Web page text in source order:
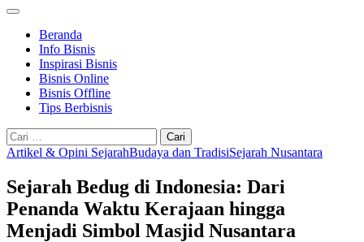
Beranda
Info Bisnis
Inspirasi Bisnis
Bisnis Online
Bisnis Offline
Tips Berbisnis
Cari
untuk:
Artikel & Opini SejarahBudaya dan TradisiSejarah Nusantara
Sejarah Bedug di Indonesia: Dari
Penanda Waktu Kerajaan hingga
Menjadi Simbol Masjid Nusantara